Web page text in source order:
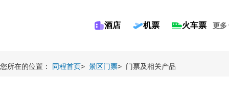
酒店 机票 火车票 更多
您所在的位置： 同程首页> 景区门票> 门票及相关产品